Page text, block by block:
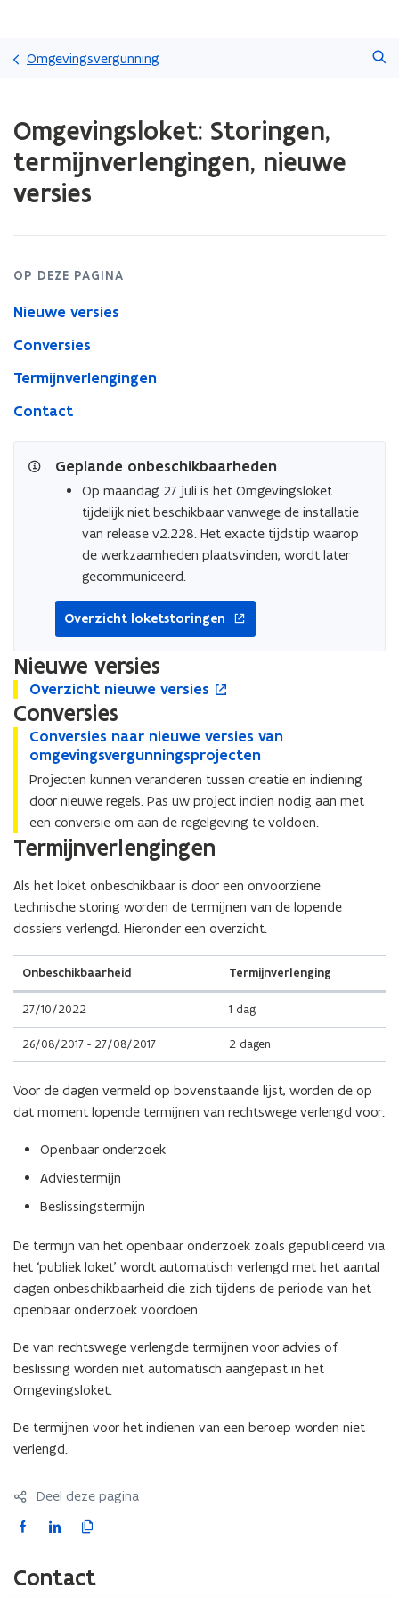
gaan
Omgevingsvergunning
met
laden.
zich
termijnverlengingen,
versies
Omgevingsloket: Storingen,
termijnverlengingen, nieuwe
versies
OP DEZE PAGINA
Nieuwe versies
Conversies
Termijnverlengingen
Contact
Geplande onbeschikbaarheden
Op maandag 27 juli is het Omgevingsloket
tijdelijk niet beschikbaar vanwege de installatie
van release v2.228. Het exacte tijdstip waarop
de werkzaamheden plaatsvinden, wordt later
gecommuniceerd.
Overzicht loketstoringen
Nieuwe versies
O
v
e
r
z
i
c
h
n
e
u
w
v
e
r
s
i
e
o
p
e
n
t
i
n
n
e
w
v
e
s
t
e
r
Overzicht nieuwe versies
O
v
e
r
z
i
c
h
n
e
u
w
v
e
r
s
i
e
Conversies
C
o
n
v
e
r
s
e
s
n
a
r
n
i
u
e
v
r
i
e
v
a
o
m
e
v
i
g
s
n
Conversies naar nieuwe versies van
omgevingsvergunningsprojecten
C
o
n
v
e
r
s
e
s
n
a
r
n
i
u
e
v
r
i
e
v
a
n
o
m
e
v
i
g
s
n
Projecten kunnen veranderen tussen creatie en indiening
door nieuwe regels. Pas uw project indien nodig aan met
een conversie om aan de regelgeving te voldoen.
Termijnverlengingen
Als het loket onbeschikbaar is door een onvoorziene
technische storing worden de termijnen van de lopende
dossiers verlengd. Hieronder een overzicht.
Onbeschikbaarheid Termijnverlenging
27/10/2022 1 dag
26/08/2017 - 27/08/2017 2 dagen
Voor de dagen vermeld op bovenstaande lijst, worden de op
dat moment lopende termijnen van rechtswege verlengd voor:
Openbaar onderzoek
Adviestermijn
Beslissingstermijn
De termijn van het openbaar onderzoek zoals gepubliceerd via
het ‘publiek loket’ wordt automatisch verlengd met het aantal
dagen onbeschikbaarheid die zich tijdens de periode van het
openbaar onderzoek voordoen.
De van rechtswege verlengde termijnen voor advies of
beslissing worden niet automatisch aangepast in het
Omgevingsloket.
De termijnen voor het indienen van een beroep worden niet
verlengd.
Deel deze pagina
F
c
e
L
k
K
i
Contact